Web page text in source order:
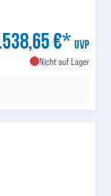
€* UVP
Nicht auf Lager